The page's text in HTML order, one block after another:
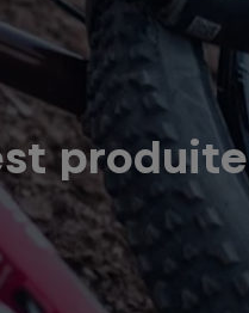
produite